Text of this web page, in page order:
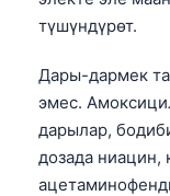
түшүндүрөт.
Дары-дармек
эмес.
дарылар,
дозада ниацин,
Русский
Lietuvių
Polski
Slovenščina